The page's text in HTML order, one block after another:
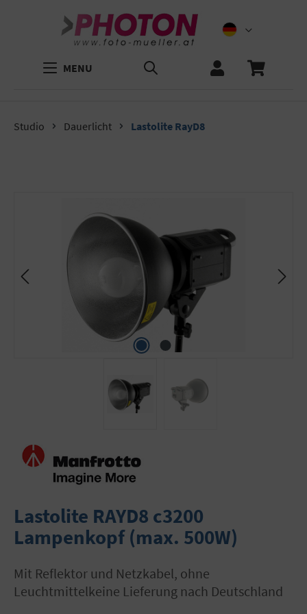
MENU
Studio Dauerlicht Lastolite RayD8
Lastolite RAYD8 c3200
Lampenkopf (max. 500W)
mit Reflektor und Netzkabel, ohne
Leuchtmittelkeine Lieferung nach Deutschland